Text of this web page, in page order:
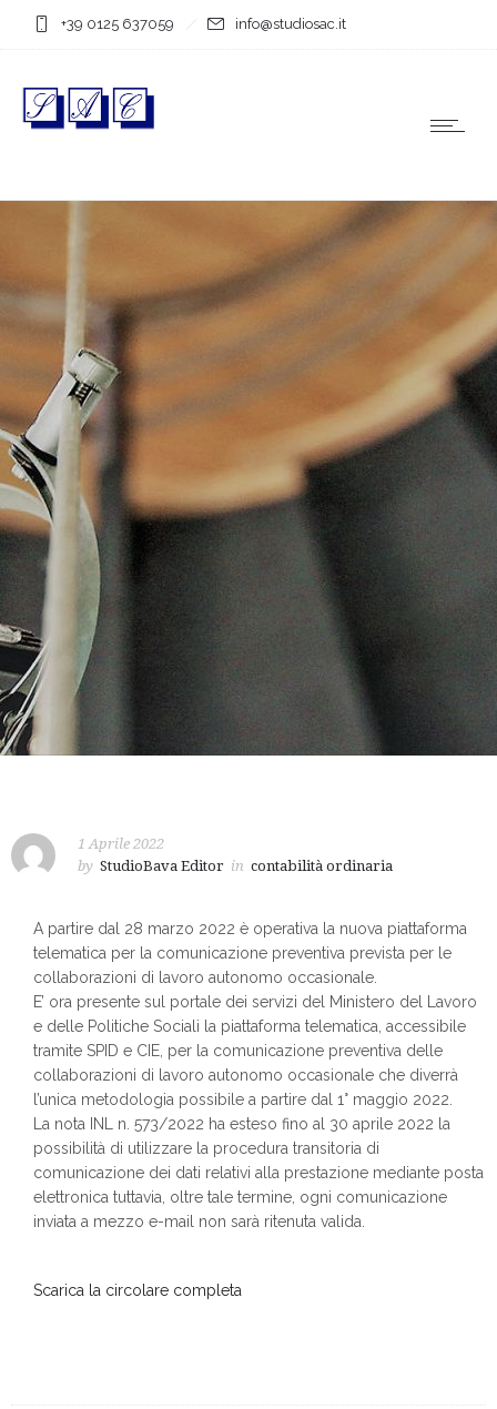
+39 0125 637059 info@studiosac.it
1 Aprile 2022
by StudioBava Editor in contabilità ordinaria
A partire dal 28 marzo 2022 è operativa la nuova piattaforma
telematica per la comunicazione preventiva prevista per le
collaborazioni di lavoro autonomo occasionale.
E’ ora presente sul portale dei servizi del Ministero del Lavoro
e delle Politiche Sociali la piattaforma telematica, accessibile
tramite SPID e CIE, per la comunicazione preventiva delle
collaborazioni di lavoro autonomo occasionale che diverrà
l’unica metodologia possibile a partire dal 1° maggio 2022.
La nota INL n. 573/2022 ha esteso fino al 30 aprile 2022 la
possibilità di utilizzare la procedura transitoria di
comunicazione dei dati relativi alla prestazione mediante posta
elettronica tuttavia, oltre tale termine, ogni comunicazione
inviata a mezzo e-mail non sarà ritenuta valida.
Scarica la circolare completa